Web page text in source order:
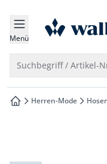
springen
springen
springen
springen
Menü
Suchbegriff / Artikel-
zur Startseite
Herren-Mode